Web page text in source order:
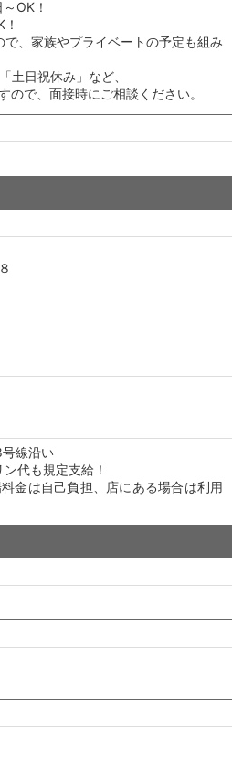
OK！
、家族やプライベートの予定も組み
日祝休み」など、
で、面接時にご相談ください。
線沿い
代も規定支給！
金は自己負担、店にある場合は利用